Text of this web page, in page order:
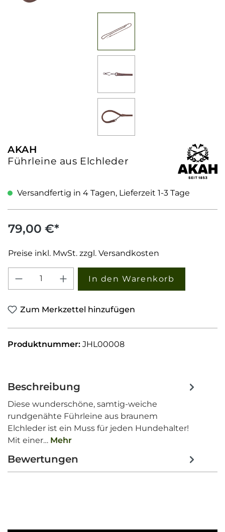
AKAH
Führleine aus Elchleder
79,00 €*
Preise inkl. MwSt. zzgl. Versandkosten
Versandfertig in 4 Tagen, Lieferzeit 1-3 Tage
Produkt Anzahl: Gib den
In den Warenkorb
Zum Merkzettel hinzufügen
Produktnummer: JHL00008
Beschreibung
Diese wunderschöne, samtig-weiche
rundgenähte Führleine aus braunem
Elchleder ist ein Muss für jeden Hundehalter!
Mit einer… Mehr
Bewertungen